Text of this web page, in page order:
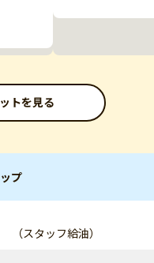
トを見る
プ
スタッフ給油）